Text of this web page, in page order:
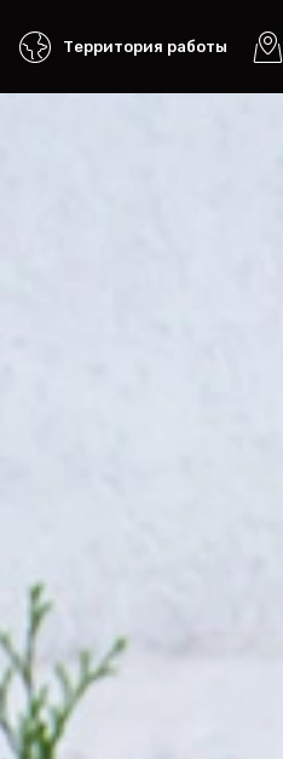
Территория работы